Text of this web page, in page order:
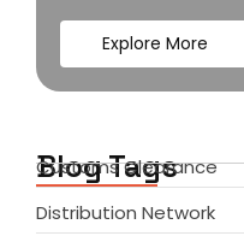
Explore More
Blog Tags
Customs Clearance
Distribution Network